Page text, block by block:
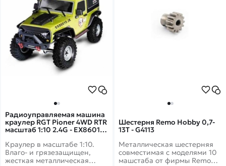
Шестерня Remo Hobby 0,7-
13T - G4113
Металлическая шестерняя
совместимая с моделями 10
машстаба от фирмы Remo
Радиоуправляемая машина
краулер RGT Pioner 4WD RTR
масштаб 1:10 2.4G - EX86010-
Краулер в масштабе 1:10.
Влаго- и грязезащищен,
жесткая металлическая